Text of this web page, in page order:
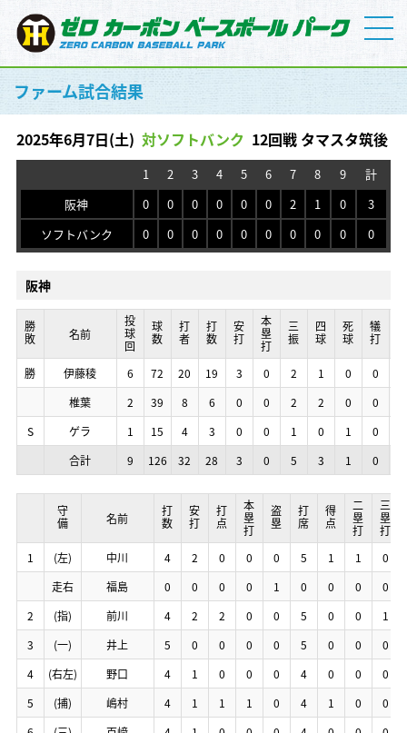
ファーム試合結果
2025年6月7日(土) 対ソフトバンク 12回戦 タマスタ筑後
1 2 3 4 5 6 7 8 9
計
阪神
0 0 0 0 0 0 2 1 0
3
ソフトバンク
0 0 0 0 0 0 0 0 0 0
阪神
勝敗 名前 投球回 球数 打者 打数 安打 本塁打 三振 四球 死球 犠打
勝 伊藤稜 6 72 20 19 3 0 2 1 0 0
椎葉
2 39 8 6 0 0 2 2 0 0
S
ゲラ 1 15 4 3 0 0 1 0 1 0
合計
9 126 32 28 3 0 5 3 1 0
勝敗 名前 投球回 球数 打者 打数 安打 本塁打 三振 四球 死球 犠打
勝 伊藤稜 6 72 20 19 3 0 2 1 0 0
椎葉
2 39 8 6 0 0 2 2 0 0
S
ゲラ 1 15 4 3 0 0 1 0 1 0
合計
9 126 32 28 3 0 5 3 1 0
勝敗 名前 投球回 球数 打者 打数 安打 本塁打 三振 四球 死球 犠打
勝 伊藤稜 6 72 20 19 3 0 2 1 0 0
椎葉
2 39 8 6 0 0 2 2 0 0
S
ゲラ 1 15 4 3 0 0 1 0 1 0
合計
9 126 32 28 3 0 5 3 1 0
勝敗 名前 投球回 球数 打者 打数 安打 本塁打 三振 四球 死球 犠打
勝 伊藤稜 6 72 20 19 3 0 2 1 0 0
椎葉
2 39 8 6 0 0 2 2 0 0
S
ゲラ 1 15 4 3 0 0 1 0 1 0
合計
9 126 32 28 3 0 5 3 1 0
守備 名前 打数 安打 打点 本塁打 盗塁 打席 得点 二塁打 三塁打
1 (左) 中川 4 2 0 0 0 5 1 1
0
走右
福島 0 0 0 0 1 0 0 0
0
2
(指) 前川 4 2 2 0 0 5 0 0
1
3
(一) 井上 5 0 0 0 0 5 0 0
0
4
(右左) 野口 4 1 0 0 0 4 0 0
0
5
(捕) 嶋村 4 1 1 1 0 4 1 0
0
守備 名前 打数 安打 打点 本塁打 盗塁 打席 得点 二塁打 三塁打
1 (左) 中川 4 2 0 0 0 5 1 1
0
走右
福島 0 0 0 0 1 0 0 0
0
2
(指) 前川 4 2 2 0 0 5 0 0
1
3
(一) 井上 5 0 0 0 0 5 0 0
0
4
(右左) 野口 4 1 0 0 0 4 0 0
0
5
(捕) 嶋村 4 1 1 1 0 4 1 0
0
守備 名前 打数 安打 打点 本塁打 盗塁 打席 得点 二塁打 三塁打
1 (左) 中川 4 2 0 0 0 5 1 1
0
走右
福島 0 0 0 0 1 0 0 0
0
2
(指) 前川 4 2 2 0 0 5 0 0
1
3
(一) 井上 5 0 0 0 0 5 0 0
0
4
(右左) 野口 4 1 0 0 0 4 0 0
0
5
(捕) 嶋村 4 1 1 1 0 4 1 0
0
守備 名前 打数 安打 打点 本塁打 盗塁 打席 得点 二塁打 三塁打
1 (左) 中川 4 2 0 0 0 5 1 1
0
走右
福島 0 0 0 0 1 0 0 0
0
2
(指) 前川 4 2 2 0 0 5 0 0
1
3
(一) 井上 5 0 0 0 0 5 0 0
0
4
(右左) 野口 4 1 0 0 0 4 0 0
0
5
(捕) 嶋村 4 1 1 1 0 4 1 0
0